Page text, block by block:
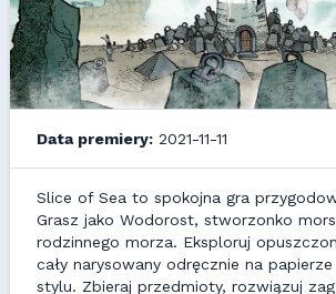
Data premiery: 2021-11-11
Slice of Sea to spokojna gra
Grasz jako Wodorost, stworzonko
rodzinnego morza. Eksploruj
cały narysowany odręcznie na
stylu. Zbieraj przedmioty, rozwiązuj